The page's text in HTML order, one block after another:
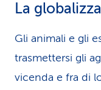
La
Gli animali e gli
trasmettersi gli
vicenda e fra di